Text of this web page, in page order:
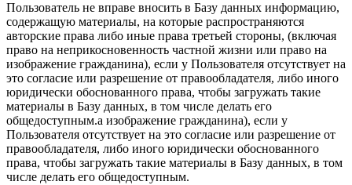
Пользователь не вправе вносить в Базу данных информацию,
содержащую материалы, на которые распространяются
авторские права либо иные права третьей стороны, (включая
право на неприкосновенность частной жизни или право на
изображение гражданина), если у Пользователя отсутствует на
это согласие или разрешение от правообладателя, либо иного
юридически обоснованного права, чтобы загружать такие
материалы в Базу данных, в том числе делать его
общедоступным.а изображение гражданина), если у
Пользователя отсутствует на это согласие или разрешение от
правообладателя, либо иного юридически обоснованного
права, чтобы загружать такие материалы в Базу данных, в том
числе делать его общедоступным.